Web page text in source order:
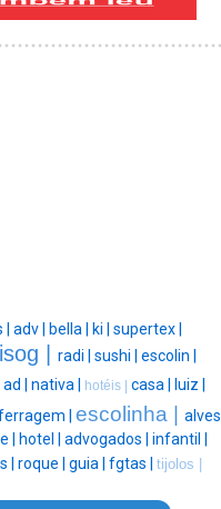
adv | bella | ki | supertex |
| radi | sushi | escolin |
ad | nativa | hotéis | casa |
luiz |
| escolinha |
alves
| hotel | advogados | infantil |
| roque | guia | fgtas | tijolos |